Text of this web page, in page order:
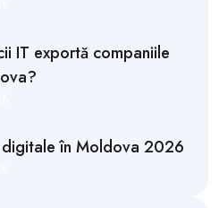
IT exportă companiile
digitale în Moldova 2026